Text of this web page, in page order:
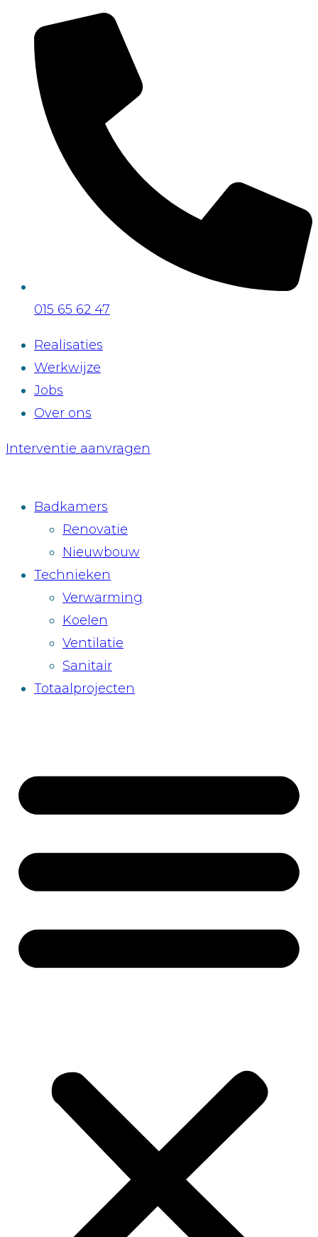
015 65 62 47
Realisaties
Werkwijze
Jobs
Over ons
Interventie aanvragen
Badkamers
Renovatie
Nieuwbouw
Technieken
Verwarming
Koelen
Ventilatie
Sanitair
Totaalprojecten